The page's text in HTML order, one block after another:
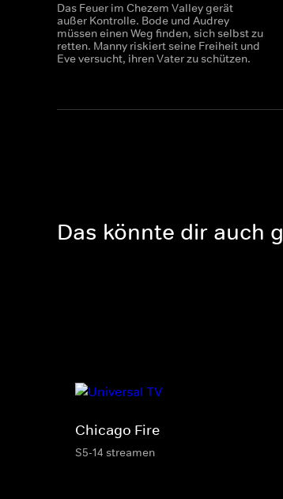
Das Feuer im Chezem Valley gerät
außer Kontrolle. Bode und Audrey
müssen einen Weg finden, sich selbst zu
retten. Manny riskiert seine Freiheit und
Eve versucht, ihren Vater zu schützen.
Das könnte dir auch
Chicago Fire
S5-14 streamen